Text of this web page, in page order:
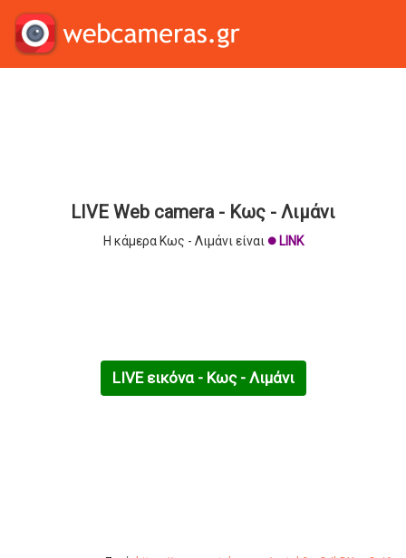
LIVE Web camera - Κως - Λιμάνι
Η κάμερα Κως - Λιμάνι είναι brightness_1 LINK
LIVE εικόνα - Κως - Λιμάνι